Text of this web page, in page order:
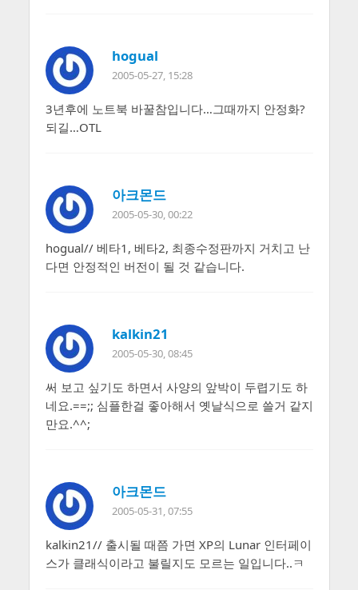
hogual
2005-05-27, 15:28
3년후에 노트북 바꿀참입니다…그때까지 안정화?
되길…OTL
아크몬드
2005-05-30, 00:22
hogual// 베타1, 베타2, 최종수정판까지 거치고 난
다면 안정적인 버전이 될 것 같습니다.
kalkin21
2005-05-30, 08:45
써 보고 싶기도 하면서 사양의 앞박이 두렵기도 하
네요.==;; 심플한걸 좋아해서 옛날식으로 쓸거 같지
만요.^^;
아크몬드
2005-05-31, 07:55
kalkin21// 출시될 때쯤 가면 XP의 Lunar 인터페이
스가 클래식이라고 불릴지도 모르는 일입니다..ㅋ